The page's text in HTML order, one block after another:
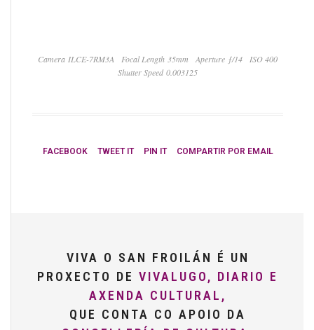
Camera ILCE-7RM3A Focal Length 35mm Aperture ƒ/14
ISO 400
Shutter Speed 0.003125
FACEBOOK TWEET IT PIN IT COMPARTIR POR EMAIL
VIVA O SAN FROILÁN É UN
PROXECTO DE VIVALUGO, DIARIO E
AXENDA CULTURAL,
QUE CONTA CO APOIO DA